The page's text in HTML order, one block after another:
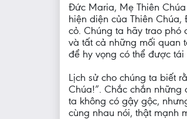
Đức Maria, Mẹ Thiên
hiện diện của Thiên
cỏ. Chúng ta hãy trao phó
và tất cả những mối quan
để hy vọng có thể được
Lịch sử cho chúng ta biết
Chúa!”. Chắc chắn những
ta không có gậy gộc,
cùng nhau nói, thật mạnh